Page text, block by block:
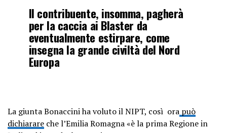
Il contribuente, insomma, pagherà
per la caccia ai Blaster da
eventualmente estirpare, come
insegna la grande civiltà del Nord
Europa
La giunta Bonaccini ha voluto il NIPT, così ora può
dichiarare che l’Emilia Romagna «è la prima Regione in